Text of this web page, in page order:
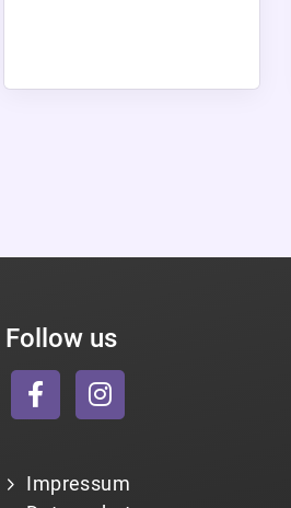
Follow us
Impressum